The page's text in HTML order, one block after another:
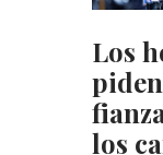
Los
los